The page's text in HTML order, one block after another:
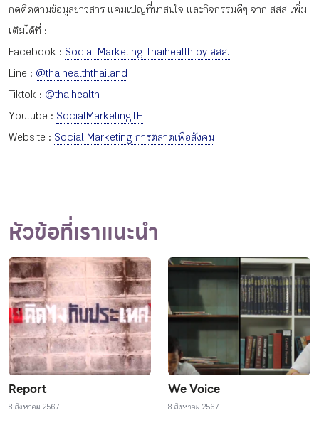
TH EN
กดติดตามข้อมูลข่าวสาร แคมเปญที่น่าสนใจ และกิจกรรมดีๆ จาก สสส เพิ่ม
เติมได้ที่ :
Facebook : Social Marketing Thaihealth by สสส.
Line : @thaihealththailand
Tiktok : @thaihealth
Youtube : SocialMarketingTH
Website : Social Marketing การตลาดเพื่อสังคม
หัวข้อที่เราแนะนำ
Report
8 สิงหาคม 2567
We Voice
8 สิงหาคม 2567